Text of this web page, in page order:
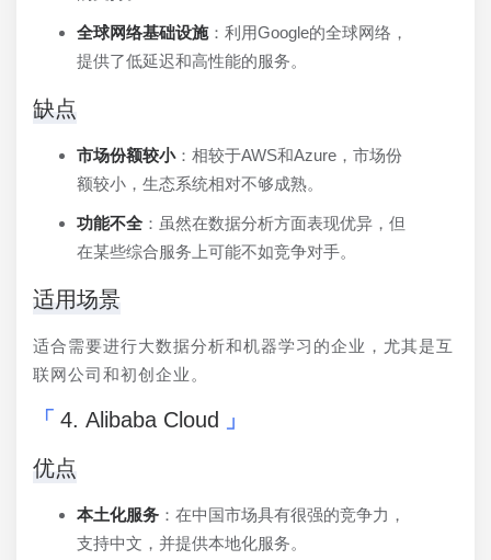
全球网络基础设施：利用Google的全球网络，
提供了低延迟和高性能的服务。
缺点
市场份额较小：相较于AWS和Azure，市场份
额较小，生态系统相对不够成熟。
功能不全：虽然在数据分析方面表现优异，但
在某些综合服务上可能不如竞争对手。
适用场景
适合需要进行大数据分析和机器学习的企业，尤其是互
联网公司和初创企业。
4. Alibaba Cloud
优点
本土化服务 ：在中国市场具有很强的竞争力，
支持中文，并提供本地化服务。